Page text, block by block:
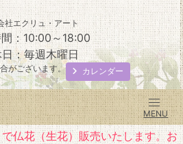
社エクリュ・アート
：10:00～18:00
：毎週木曜日
がございます。 カレンダー
仏花（生花）販売いたします。お